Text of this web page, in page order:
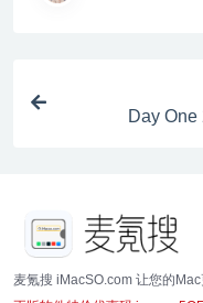
Day One
麦氪搜 iMacSO.com 让您的Mac